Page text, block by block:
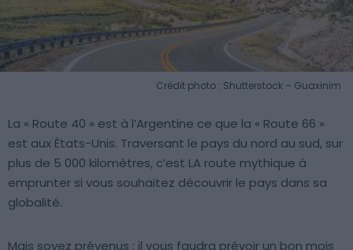
Crédit photo : Shutterstock – Guaxinim
La « Route 40 » est à l’Argentine ce que la « Route 66 »
est aux États-Unis. Traversant le pays du nord au sud, sur
plus de 5 000 kilomètres, c’est LA route mythique à
emprunter si vous souhaitez découvrir le pays dans sa
globalité.
Mais soyez prévenus : il vous faudra prévoir un bon mois